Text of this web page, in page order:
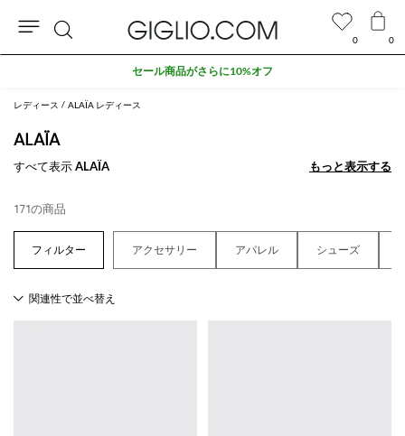
レディース ALAÏA レディース
ALAÏA
すべて表示ALAÏA もっと表示する
もっと表示する
171の商品
アクセサリー アパレル シューズ
0 0
検
セール商品がさらに10%オフ